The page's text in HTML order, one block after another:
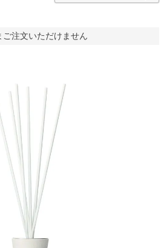
ご注文いただけません